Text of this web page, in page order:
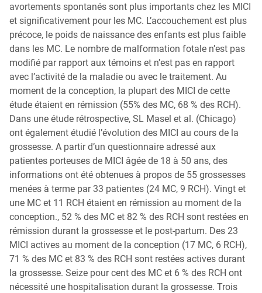
avortements spontanés sont plus importants chez les MICI
et significativement pour les MC. L’accouchement est plus
précoce, le poids de naissance des enfants est plus faible
dans les MC. Le nombre de malformation fotale n’est pas
modifié par rapport aux témoins et n’est pas en rapport
avec l’activité de la maladie ou avec le traitement. Au
moment de la conception, la plupart des MICI de cette
étude étaient en rémission (55% des MC, 68 % des RCH).
Dans une étude rétrospective, SL Masel et al. (Chicago)
ont également étudié l’évolution des MICI au cours de la
grossesse. A partir d’un questionnaire adressé aux
patientes porteuses de MICI âgée de 18 à 50 ans, des
informations ont été obtenues à propos de 55 grossesses
menées à terme par 33 patientes (24 MC, 9 RCH). Vingt et
une MC et 11 RCH étaient en rémission au moment de la
conception., 52 % des MC et 82 % des RCH sont restées en
rémission durant la grossesse et le post-partum. Des 23
MICI actives au moment de la conception (17 MC, 6 RCH),
71 % des MC et 83 % des RCH sont restées actives durant
la grossesse. Seize pour cent des MC et 6 % des RCH ont
nécessité une hospitalisation durant la grossesse. Trois